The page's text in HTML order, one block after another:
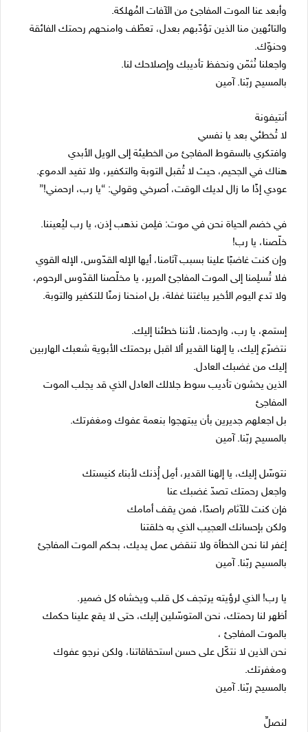
وأبعد عنا الموت المفاجئ من الآفات المُهلكة.
والتائهين منا الذين تؤدّبهم بعدل، تعطّف وامنحهم رحمتك الفائقة
وحنوّك.
واجعلنا نُثمّن ونحفظ تأديبك وإصلاحك لنا.
بالمسيح ربّنا. آمين
أنتيفونة
لا تُخطئي بعد يا نفسي
وافتكري بالسقوط المفاجئ من الخطيئة إلى الويل الأبدي
هناك في الجحيم، حيث لا تُقبل التوبة والتكفير، ولا تفيد الدموع.
عودي إذًا ما زال لديك الوقت، أصرخي وقولي: “يا رب، ارحمني!”
في خضم الحياة نحن في موت: فلِمن نذهب إذن، يا رب ليُعيننا.
خلّصنا، يا رب!
وإن كنت غاضبًا علينا بسبب آثامنا، أيها الإله القدّوس، الإله القوي
فلا تُسلِمنا إلى الموت المفاجئ المرير، يا مخلّصنا القدّوس الرحوم،
ولا تدع اليوم الأخير يباغتنا غفلة، بل امنحنا زمنًا للتكفير والتوبة.
إستمع، يا رب، وارحمنا، لأننا خطئنا إليك.
نتضرّع إليك، يا إلهنا القدير ألا اقبل برحمتك الأبوية شعبك الهاربين
إليك من غضبك العادل.
الذين يخشون تأديب سوط جلالك العادل الذي قد يجلب الموت
المفاجئ
بل اجعلهم جديرين بأن يبتهجوا بنعمة عفوك ومغفرتك.
بالمسيح ربّنا. آمين
نتوسّل إليك، يا إلهنا القدير، أمِل إُذنك لأبناء كنيستك
واجعل رحمتك تصدّ غضبك عنا
فإن كنت للآثام راصدًا، فمن يقف أمامك
ولكن بإحسانك العجيب الذي به خلقتنا
إغفر لنا نحن الخطأة ولا تنقض عمل يديك، بحكم الموت المفاجئ
بالمسيح ربّنا. آمين
يا رب! الذي لرؤيته يرتجف كل قلب ويخشاه كل ضمير.
أظهر لنا رحمتك، نحن المتوسّلين إليك، حتى لا يقع علينا حكمك
بالموت المفاجئ ،
نحن الذين لا نتكّل على حسن استحقاقاتنا، ولكن نرجو عفوك
ومغفرتك.
بالمسيح ربّنا. آمين
لنصلِّ